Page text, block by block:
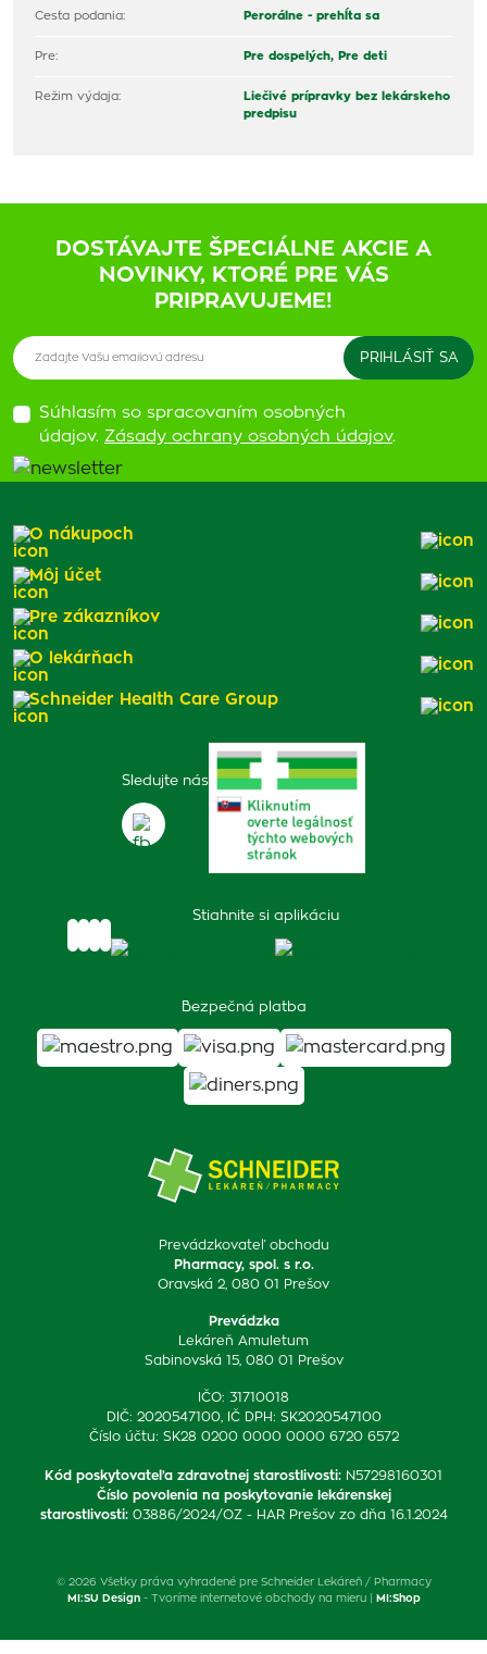
Cesta podania: Perorálne - prehĺta sa
Pre: Pre dospelých, Pre deti
Režim výdaja:
Liečivé prípravky bez lekárskeho
predpisu
DOSTÁVAJTE ŠPECIÁLNE AKCIE A
NOVINKY, KTORÉ PRE VÁS
PRIPRAVUJEME!
Súhlasím so spracovaním osobných
údajov. Zásady ochrany osobných údajov.
Prevádzkovateľ obchodu
Pharmacy, spol. s r.o.
Oravská 2, 080 01 Prešov
Prevádzka
Lekáreň Amuletum
Sabinovská 15, 080 01 Prešov
IČO: 31710018
DIČ: 2020547100, IČ DPH: SK2020547100
Číslo účtu: SK28 0200 0000 0000 6720 6572
Kód poskytovateľa zdravotnej starostlivosti: N57298160301
Číslo povolenia na poskytovanie lekárenskej
starostlivosti: 03886/2024/OZ - HAR Prešov zo dňa 16.1.2024
Sledujte nás
Stiahnite si aplikáciu
Bezpečná platba
O nákupoch
Môj účet
Pre zákazníkov
O lekárňach
Schneider Health Care Group
© 2026 Všetky práva vyhradené pre Schneider Lekáreň / Pharmacy
MI:SU Design- Tvoríme internetové obchody na mieru | MI:Shop